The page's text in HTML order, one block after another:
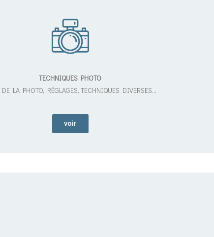
TECHNIQUES PHOTO
DE LA PHOTO, RÉGLAGES, TECHNIQUES DIVERSES…
voir